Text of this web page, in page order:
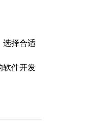
选择合适
软件开发